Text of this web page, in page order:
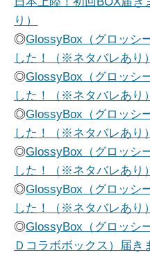
り）
◎GlossyBox（グロッシ
した！（※ネタバレあり）
◎GlossyBox（グロッシ
した！（※ネタバレあり）
◎GlossyBox（グロッシ
した！（※ネタバレあり）
◎GlossyBox（グロッシ
した！（※ネタバレあり）
◎GlossyBox（グロッシ
した！（※ネタバレあり）
◎GlossyBox（グロッシ
Ｄコラボボックス）届き